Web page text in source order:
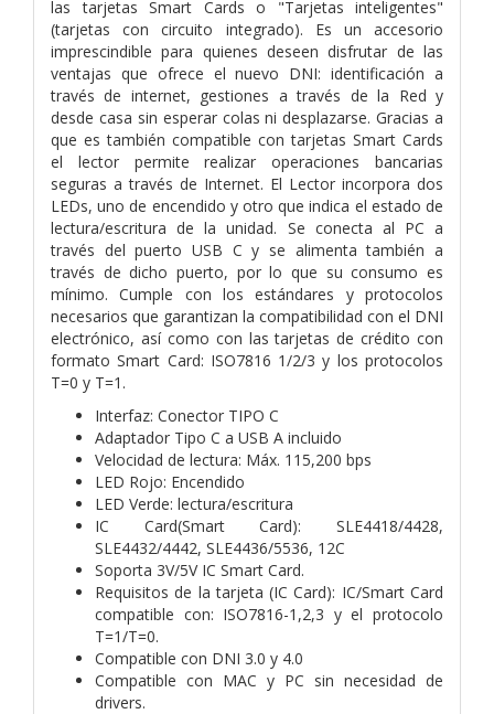
las tarjetas Smart Cards o "Tarjetas inteligentes"
(tarjetas con circuito integrado). Es un accesorio
imprescindible para quienes deseen disfrutar de las
ventajas que ofrece el nuevo DNI: identificación a
través de internet, gestiones a través de la Red y
desde casa sin esperar colas ni desplazarse. Gracias a
que es también compatible con tarjetas Smart Cards
el lector permite realizar operaciones bancarias
seguras a través de Internet. El Lector incorpora dos
LEDs, uno de encendido y otro que indica el estado de
lectura/escritura de la unidad. Se conecta al PC a
través del puerto USB C y se alimenta también a
través de dicho puerto, por lo que su consumo es
mínimo. Cumple con los estándares y protocolos
necesarios que garantizan la compatibilidad con el DNI
electrónico, así como con las tarjetas de crédito con
formato Smart Card: ISO7816 1/2/3 y los protocolos
T=0 y T=1.
Interfaz: Conector TIPO C
Adaptador Tipo C a USB A incluido
Velocidad de lectura: Máx. 115,200 bps
LED Rojo: Encendido
LED Verde: lectura/escritura
IC Card(Smart Card): SLE4418/4428,
SLE4432/4442, SLE4436/5536, 12C
Soporta 3V/5V IC Smart Card.
Requisitos de la tarjeta (IC Card): IC/Smart Card
compatible con: ISO7816-1,2,3 y el protocolo
T=1/T=0.
Compatible con DNI 3.0 y 4.0
Compatible con MAC y PC sin necesidad de
drivers.